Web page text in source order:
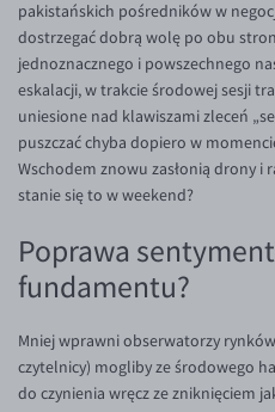
NZD/PLN
RON/PLN
SGD/PLN
ZAR/PLN
EUR/USD
EUR/GBP
EUR/CHF
EUR/DKK
EUR/NOK
Słowniczek
pakistańskich pośredników w
dostrzegać dobrą wolę po obu
jednoznacznego i powszechnego
eskalacji, w trakcie środowej sesji
uniesione nad klawiszami zleceń
puszczać chyba dopiero w
Wschodem znowu zasłonią drony i
stanie się to w weekend?
Poprawa
fundamentu?
Mniej wprawni obserwatorzy
czytelnicy) mogliby ze środowego
do czynienia wręcz ze zniknięciem